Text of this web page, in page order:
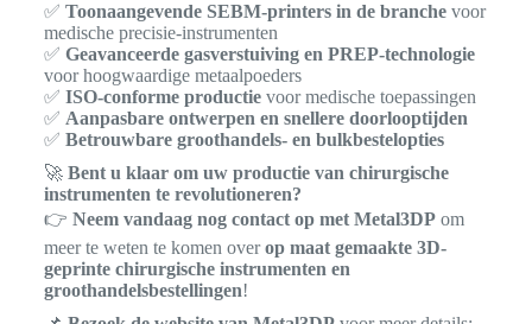
✅ Toonaangevende SEBM-printers in de branchevoor
medische precisie-instrumenten
✅ Geavanceerde gasverstuiving en PREP-technologie
voor hoogwaardige metaalpoeders
✅ ISO-conforme productievoor medische toepassingen
✅ Aanpasbare ontwerpen en snellere doorlooptijden
✅ Betrouwbare groothandels- en bulkbestelopties
🚀 Bent u klaar om uw productie van chirurgische
instrumenten te revolutioneren?
👉 Neem vandaag nog contact op met Metal3DPom
meer te weten te komen overop maat gemaakte 3D-
geprinte chirurgische instrumenten en
groothandelsbestellingen!